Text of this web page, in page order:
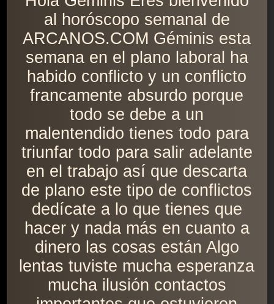
al horóscopo semanal de
ARCANOS.COM Géminis esta
semana en el plano laboral ha
habido conflicto y un conflicto
francamente absurdo porque
todo se debe a un
malentendido tienes todo para
triunfar todo para salir adelante
en el trabajo así que descarta
de plano este tipo de conflictos
dedícate a lo que tienes que
hacer y nada más en cuanto a
dinero las cosas están Algo
lentas tuviste mucha esperanza
mucha ilusión contactos